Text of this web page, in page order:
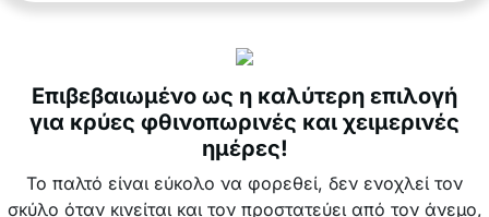
Επιβεβαιωμένο ως η καλύτερη επιλογή
για κρύες φθινοπωρινές και χειμερινές
ημέρες!
Το παλτό είναι εύκολο να φορεθεί, δεν ενοχλεί τον
σκύλο όταν κινείται και τον προστατεύει από τον άνεμο,